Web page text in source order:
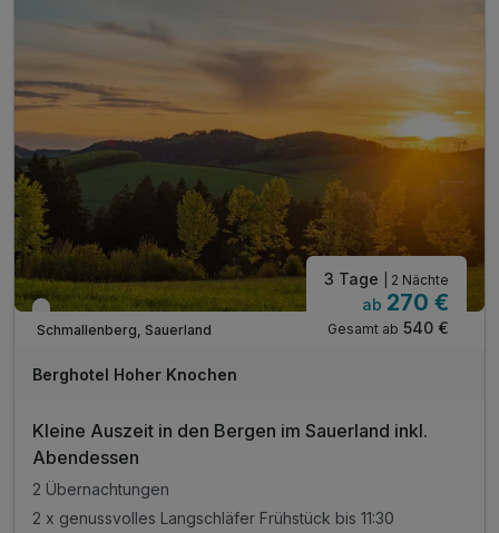
1 x Fußreflexzonen - Massage 30 Min.
inkl. Sauerland Card mit vielen Vergünstigungen *
inkl. Parkplätze / E - Ladestation
Verfügbar bis Dezember
Schmallenberg, Sauerland
3 Tage | 2 Nächte
ab 270 €
Gesamt ab 540 €
Berghotel Hoher Knochen
Kleine Auszeit in den Bergen im Sauerland inkl.
Abendessen
2 Übernachtungen
2 x genussvolles Langschläfer Frühstück bis 11:30